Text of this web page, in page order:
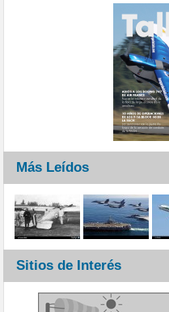
Más Leídos
Sitios de Interés